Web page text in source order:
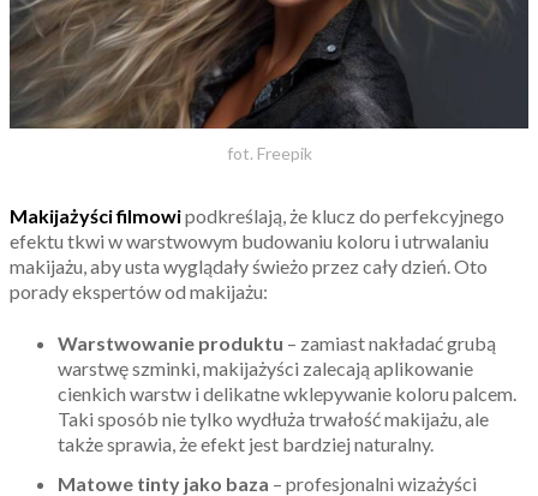
fot. Freepik
Makijażyści filmowipodkreślają, że klucz do perfekcyjnego
efektu tkwi w warstwowym budowaniu koloru i utrwalaniu
makijażu, aby usta wyglądały świeżo przez cały dzień. Oto
porady ekspertów od makijażu:
Warstwowanie produktu – zamiast nakładać grubą
warstwę szminki, makijażyści zalecają aplikowanie
cienkich warstw i delikatne wklepywanie koloru palcem.
Taki sposób nie tylko wydłuża trwałość makijażu, ale
także sprawia, że efekt jest bardziej naturalny.
Matowe tinty jako baza – profesjonalni wizażyści